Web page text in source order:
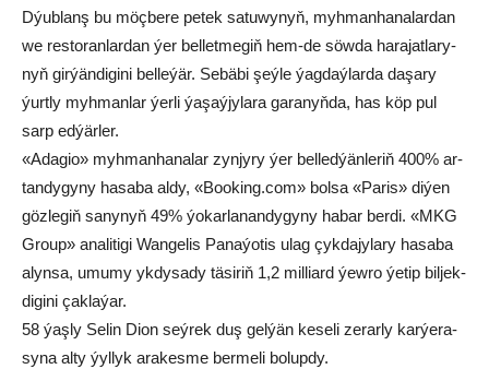
Dýub­lanş bu möç­be­re pe­tek sa­tu­wy­nyň, myh­man­ha­na­lar­dan
we res­to­ran­lar­dan ýer bel­let­me­giň hem-de söw­da ha­ra­jat­la­ry­
nyň gir­ýän­di­gi­ni bel­le­ýär. Se­bä­bi şeý­le ýag­daý­lar­da da­şa­ry
ýurt­ly myh­man­lar ýer­li ýa­şaý­jy­la­ra ga­ra­nyň­da, has köp pul
sarp ed­ýär­ler.
«Ada­gio» myh­man­ha­na­lar zyn­jy­ry ýer bel­led­ýän­le­riň 400% ar­
tan­dy­gy­ny ha­sa­ba al­dy, «Boo­king.com» bol­sa «Pa­ris» di­ýen
göz­legiň sa­ny­nyň 49% ýo­kar­la­nan­dy­gy­ny ha­bar ber­di. «MKG
Group» ana­li­ti­gi Wan­ge­lis Pa­na­ýo­tis ulag çyk­da­jy­la­ry ha­sa­ba
alyn­sa, umu­my yk­dy­sa­dy tä­si­riň 1,2 mil­liard ýew­ro ýe­tip bil­jek­
di­gi­ni çak­la­ýar.
58 ýaş­ly Se­lin Di­on seý­rek duş gel­ýän ke­se­li ze­rar­ly kar­ýe­ra­
sy­na al­ty ýyl­lyk ara­kes­me ber­me­li bo­lup­dy.